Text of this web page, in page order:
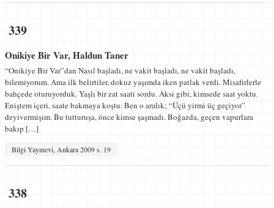
339
Onikiye Bir Var, Haldun Taner
“Onikiye Bir Var”dan Nasıl başladı, ne vakit başladı, ne vakit başladı,
bilemiyorum. Ama ilk belirti­ler, dokuz yaşımda iken patlak verdi. Misafirlerle
bahçede oturuyorduk. Yaşlı bir zat saati sordu. Aksi gibi, kimsede saat yoktu.
Eniştem içeri, saate bakmaya koş­tu. Ben o aralık; “Üçü yirmi üç geçiyor”
deyivermişim. Bu tutturuşa, önce kimse şaşmadı. Boğazda, geçen vapurlara
bakıp […]
Bilgi Yayınevi, Ankara 2009 s. 19
338